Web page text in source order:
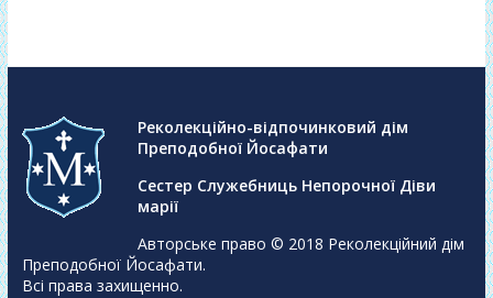
Реколекційно-відпочинковий дім
Преподобної Йосафати
Сестер Служебниць Непорочної Діви
марії
Авторське право © 2018 Реколекційний дім
Преподобної Йосафати.
Всі права захищенно.